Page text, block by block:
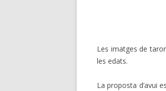
Les imatges de
les edats.
La proposta d’avui